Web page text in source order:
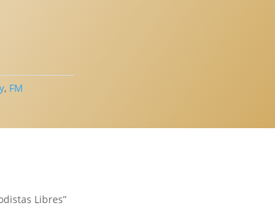
, FM
Libres”